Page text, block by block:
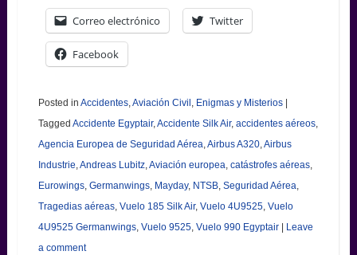
Correo electrónico Twitter
Facebook
Posted in Accidentes,Aviación Civil , Enigmas y Misterios
Tagged Accidente Egyptair,Accidente Silk Air, accidentes aéreos,
Agencia Europea de Seguridad Aérea,Airbus A320,Airbus
Industrie,Andreas Lubitz,Aviación europea, catástrofes aéreas,
Eurowings, Germanwings, Mayday, NTSB, Seguridad Aérea,
Tragedias aéreas, Vuelo 185 Silk Air, Vuelo 4U9525, Vuelo
4U9525 Germanwings, Vuelo 9525, Vuelo 990 Egyptair
Leave
a comment